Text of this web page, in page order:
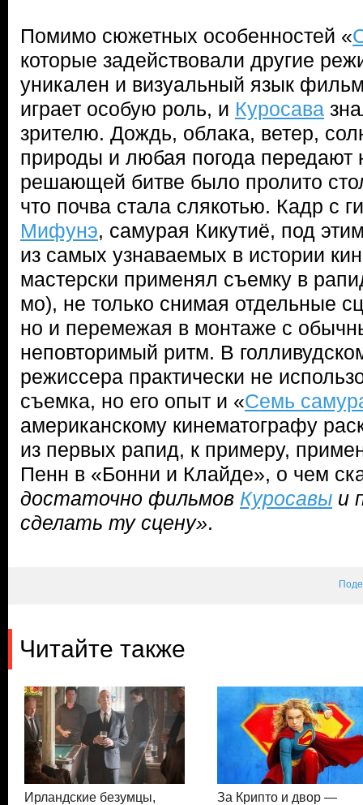
Помимо сюжетных особенностей «
которые задействовали другие
уникален и визуальный язык
играет особую роль, и Куросава
зрителю. Дождь, облака, ветер,
природы и любая погода передают
решающей битве было пролито
что почва стала слякотью. Кадр с
Мифунэ, самурая Кикутиё, под
из самых узнаваемых в истории
мастерски применял съемку в
мо), не только снимая отдельные
но и перемежая в монтаже с
неповторимый ритм. В
режиссера практически не
съемка, но его опыт и «Семь
американскому кинематографу
из первых рапид, к примеру,
Пенн в «Бонни и Клайде», о чем
достаточно фильмов Куросавы и
сделать ту сцену».
Читайте также
Ирландские безумцы,
За Крипто и двор —